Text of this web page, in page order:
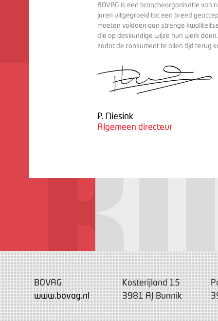
BOVAG is een brancheorganisatie van
jaren uitgegroeid tot een breed
moeten voldoen aan strenge
die op deskundige wijze hun werk
zodat de consument te allen tijd terug
P. Niesink
Algemeen directeur
BOVAG
www.bovag.nl
Kosterijland 15
3981 AJ Bunnik